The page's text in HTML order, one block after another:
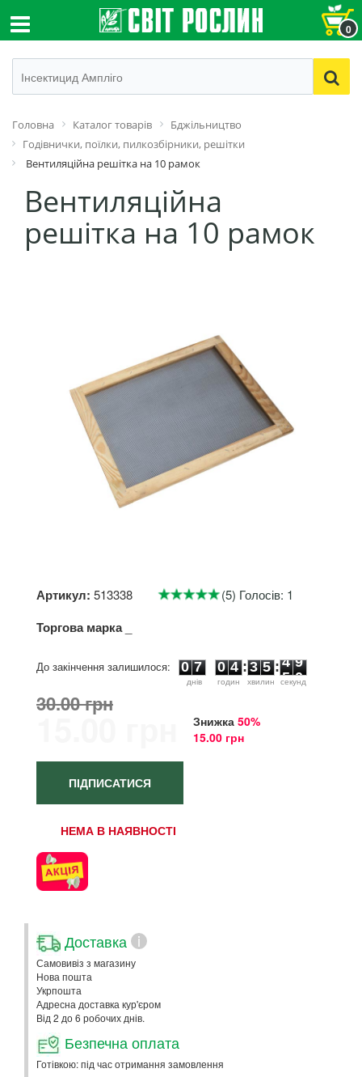
0
Головна Каталог товарів
Бджільництво
Годівнички, поїлки, пилкозбірники, решітки
Вентиляційна решітка на 10 рамок
Вентиляційна
решітка на 10 рамок
Артикул: 513338 (5) Голосів: 1
Торгова марка
До закінчення залишилося:
0 7
днiв
0 4
годин
: 3 5
хвилин
: 4 9
секунд
30.00 грн
15.00 грн Знижка 50%
15.00 грн
ПІДПИСАТИСЯ
НЕМА В НАЯВНОСТІ
Доставка i
Самовивіз з магазину
Нова пошта
Укрпошта
Адресна доставка кур'єром
Від 2 до 6 робочих днів.
Безпечна оплата
Готівкою: під час отримання замовлення